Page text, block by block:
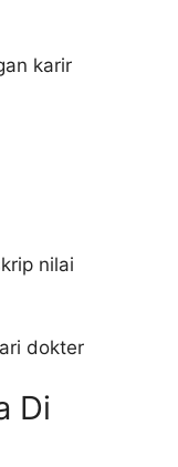
karir
nilai
dokter
Di